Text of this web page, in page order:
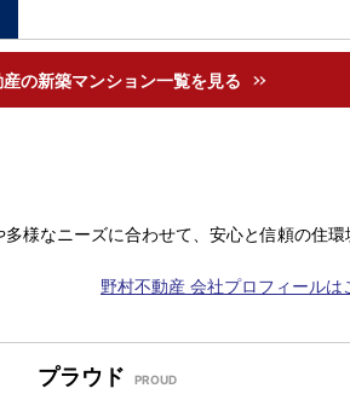
の新築マンション一覧を見る
様なニーズに合わせて、安心と信頼の住環
野村不動産 会社プロフィールは
プラウド